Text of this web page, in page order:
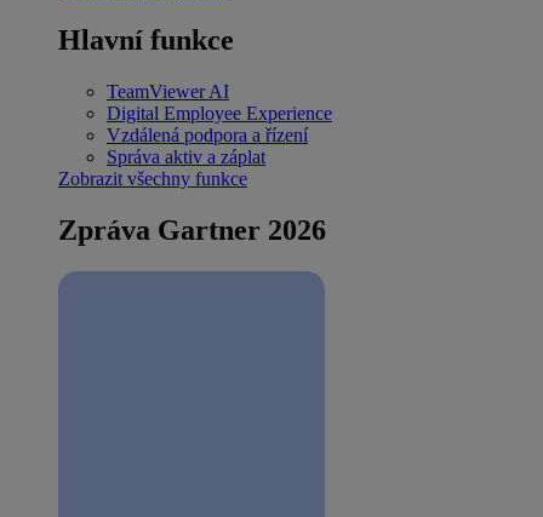
Hlavní funkce
TeamViewer AI
Digital Employee Experience
Vzdálená podpora a řízení
Správa aktiv a záplat
Zobrazit všechny funkce
Zpráva Gartner 2026